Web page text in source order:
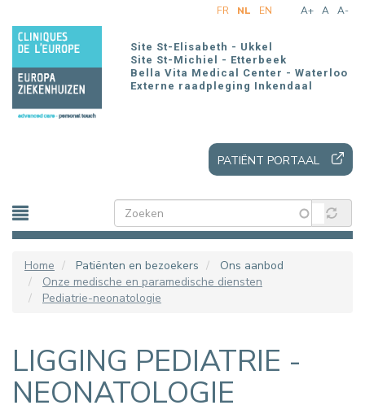
en
naar
inhoud
gaan
A+ A A-
FR NL EN
Site St-Elisabeth - Ukkel
Site St-Michiel - Etterbeek
Bella Vita Medical Center - Waterloo
Externe raadpleging Inkendaal
PATIËNT PORTAAL
Home Patiënten en bezoekers
Ons aanbod
Onze medische en paramedische diensten
Pediatrie-neonatologie
LIGGING PEDIATRIE -
NEONATOLOGIE